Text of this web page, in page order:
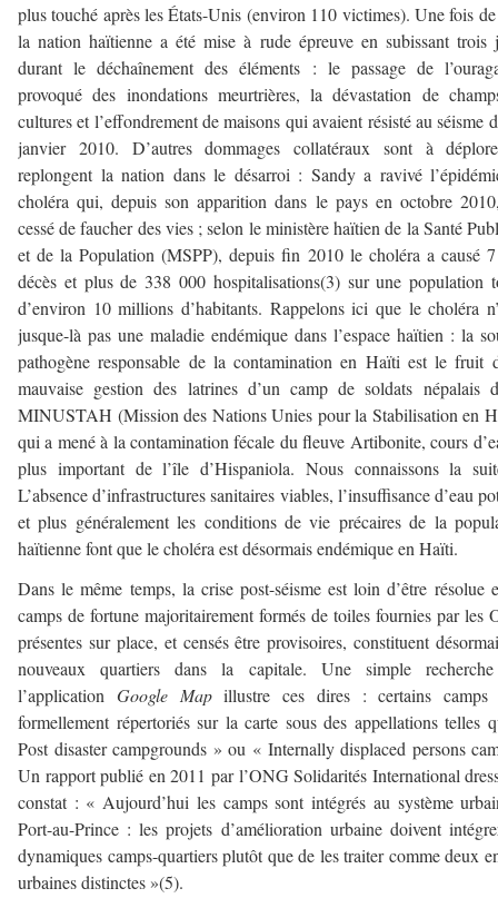
plus touché après les États-Unis (environ 110 victimes). Une fois
la nation haïtienne a été mise à rude épreuve en subissant trois
durant le déchaînement des éléments : le passage de
provoqué des inondations meurtrières, la dévastation de
cultures et l’effondrement de maisons qui avaient résisté au séisme
janvier 2010. D’autres dommages collatéraux sont à
replongent la nation dans le désarroi : Sandy a ravivé
choléra qui, depuis son apparition dans le pays en octobre
cessé de faucher des vies ; selon le ministère haïtien de la Santé
et de la Population (MSPP), depuis fin 2010 le choléra a causé
décès et plus de 338 000 hospitalisations(3) sur une population
d’environ 10 millions d’habitants. Rappelons ici que le choléra
jusque-là pas une maladie endémique dans l’espace haïtien : la
pathogène responsable de la contamination en Haïti est le fruit
mauvaise gestion des latrines d’un camp de soldats népalais
MINUSTAH (Mission des Nations Unies pour la Stabilisation en
qui a mené à la contamination fécale du fleuve Artibonite, cours
plus important de l’île d’Hispaniola. Nous connaissons la
L’absence d’infrastructures sanitaires viables, l’insuffisance d’eau
et plus généralement les conditions de vie précaires de la
haïtienne font que le choléra est désormais endémique en Haïti.
Dans le même temps, la crise post-séisme est loin d’être résolue
camps de fortune majoritairement formés de toiles fournies par les
présentes sur place, et censés être provisoires, constituent
nouveaux quartiers dans la capitale. Une simple
l’application Google Mapillustre ces dires : certains camps
formellement répertoriés sur la carte sous des appellations telles
Post disaster campgrounds » ou « Internally displaced persons
Un rapport publié en 2011 par l’ONG Solidarités International
constat : « Aujourd’hui les camps sont intégrés au système
Port-au-Prince : les projets d’amélioration urbaine doivent
dynamiques camps-quartiers plutôt que de les traiter comme deux
urbaines distinctes »(5).